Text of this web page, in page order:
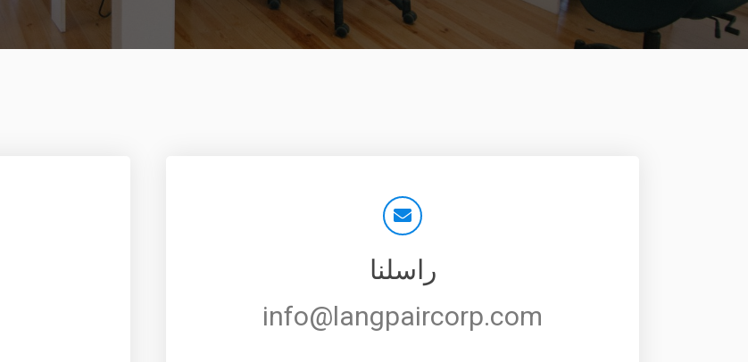
راسلنا
info@langpaircorp.com